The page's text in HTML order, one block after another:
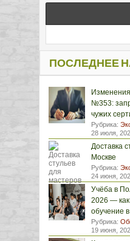
ПОСЛЕДНЕЕ
№353:
чужих
Рубрика:
28 июля,
Доставка
Москве
Рубрика:
24 июня,
Учёба в
2026 — как
обучение
Рубрика:
19 июня,